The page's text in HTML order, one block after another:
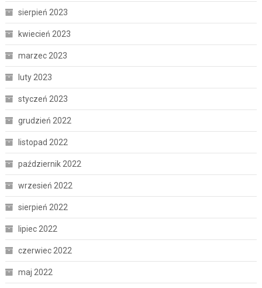
sierpień 2023
kwiecień 2023
marzec 2023
luty 2023
styczeń 2023
grudzień 2022
listopad 2022
październik 2022
wrzesień 2022
sierpień 2022
lipiec 2022
czerwiec 2022
maj 2022